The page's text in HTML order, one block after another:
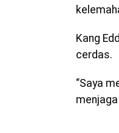
Kang
cerdas.
“Saya